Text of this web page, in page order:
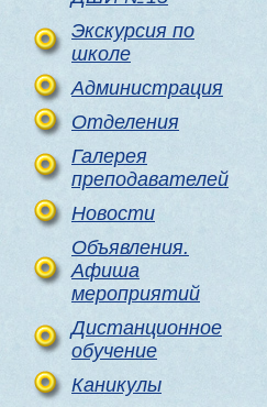
Экскурсия по
школе
Администрация
Отделения
Галерея
преподавателей
Новости
Объявления.
Афиша
мероприятий
Дистанционное
обучение
Каникулы